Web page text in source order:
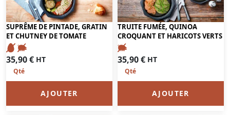
SUPRÊME DE PINTADE, GRATIN
ET CHUTNEY DE TOMATE
35,90€ HT
AJOUTER
TRUITE FUMÉE, QUINOA
CROQUANT ET HARICOTS VERTS
35,90€ HT
AJOUTER